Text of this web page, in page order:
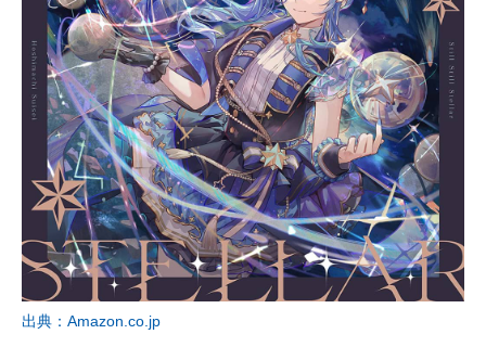
出典：Amazon.co.jp